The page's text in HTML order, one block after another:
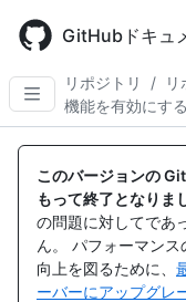
main
content
GitHubドキュ
リポジトリ /
機能を有効にする
このバージョンの
もって終了となりま
の問題に対してであ
ん。 パフォーマン
向上を図るために、
ーバーにアップグレ